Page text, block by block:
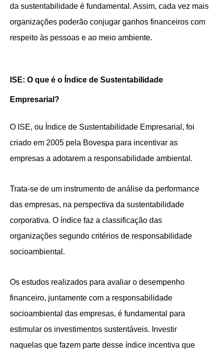
da sustentabilidade é fundamental. Assim, cada vez mais
organizações poderão conjugar ganhos financeiros com
respeito às pessoas e ao meio ambiente.
ISE: O que é o Índice de Sustentabilidade
Empresarial?
O ISE, ou Índice de Sustentabilidade Empresarial, foi
criado em 2005 pela Bovespa para incentivar as
empresas a adotarem a responsabilidade ambiental.
Trata-se de um instrumento de análise da performance
das empresas, na perspectiva da sustentabilidade
corporativa. O índice faz a classificação das
organizações segundo critérios de responsabilidade
socioambiental.
Os estudos realizados para avaliar o desempenho
financeiro, juntamente com a responsabilidade
socioambiental das empresas, é fundamental para
estimular os investimentos sustentáveis. Investir
naquelas que fazem parte desse índice incentiva que